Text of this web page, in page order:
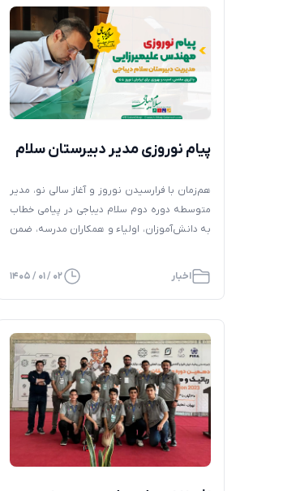
پیام نوروزی مدیر دبیرستان سلام
هم‌زمان با فرارسیدن نوروز و آغاز سالی نو، مدیر
متوسطه دوره دوم سلام دیباجی در پیامی خطاب
به دانش‌آموزان، اولیاء و همکاران مدرسه، ضمن
استمرار آموزش و همراهی خانواده‌ها در شرایط
کنونی تأکید کرد. متن پیام بسمه تعالی
اخبار ۰۲ / ۰۱ / ۱۴۰۵